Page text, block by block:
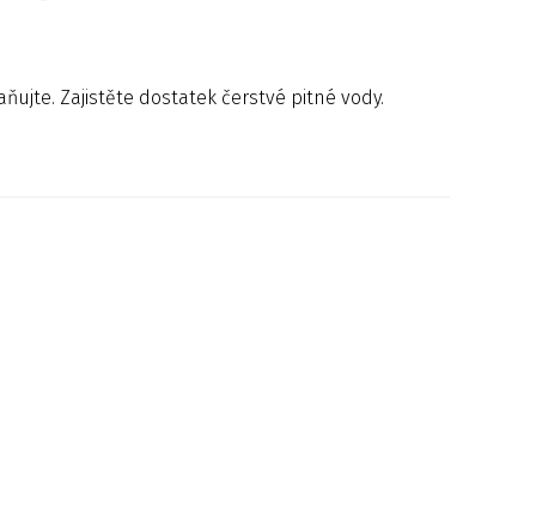
Zajistěte dostatek čerstvé pitné vody.